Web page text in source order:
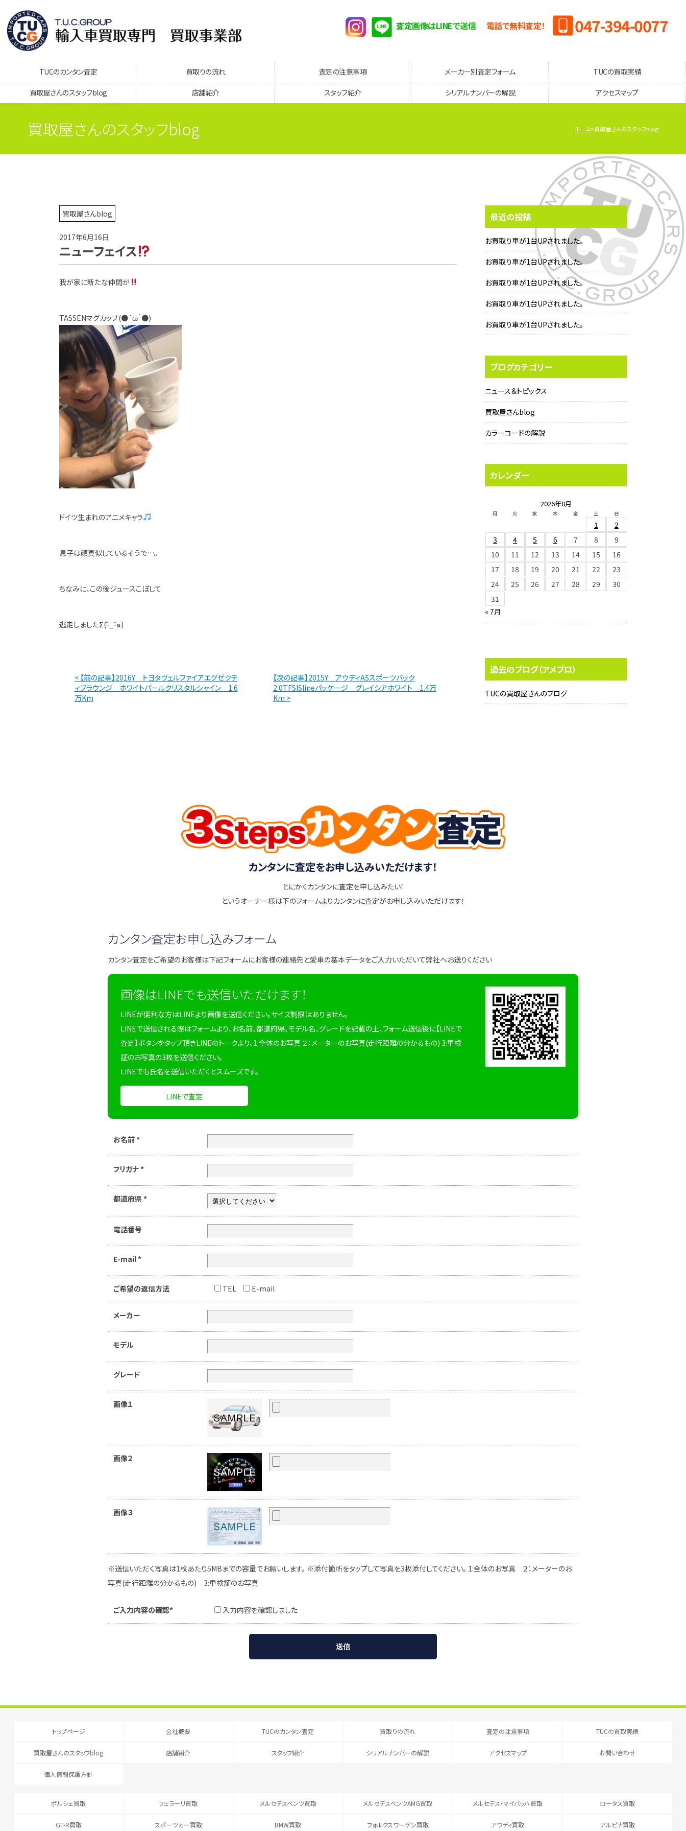
電話で無料査定！ 047-394-0077
査定画像はLINEで送信
TUCのカンタン査定 買取りの流れ 査定の注意事項 メーカー別査定フォーム TUCの買取実績
買取屋さんのスタッフblog 店舗紹介 スタッフ紹介 シリアルナンバーの解説 アクセスマップ
買取屋さんのスタッフblog ホーム 買取屋さんのスタッフblog
買取屋さんblog
2017年6月16日
ニューフェイス
我が家に新たな仲間が
TASSENマグカップ(●´ω｀●)
ドイツ生まれのアニメキャラ
息子は顔真似しているそうで…。
ちなみに、この後ジュースこぼして
逃走しましたΣ(-᷅_-᷄๑)
< 【前の記事】2016Y トヨタヴェルファイアエグゼクテ
ィブラウンジ ホワイトパールクリスタルシャイン 1.6
万Km
【次の記事】2015Y アウディA5スポーツバック
2.0TFSISlineパッケージ グレイシアホワイト 1.4万
Km >
最近の投稿
お買取り車が1台UPされました。
お買取り車が1台UPされました。
お買取り車が1台UPされました。
お買取り車が1台UPされました。
お買取り車が1台UPされました。
ブログカテゴリー
ニュース＆トピックス
買取屋さんblog
カラーコードの解説
カレンダー
2026年8月
月 火 水 木 金 土 日
1
2
3
4 5 6 7 8
9
10
11 12 13 14 15
16
17
18 19 20 21 22
23
24
25 26 27 28 29
30
31
« 7月
過去のブログ（アメブロ）
TUCの買取屋さんのブログ
カンタンに査定をお申し込みいただけます！
とにかくカンタンに査定を申し込みたい！
というオーナー様は下のフォームよりカンタンに査定がお申し込みいただけます！
カンタン査定お申し込みフォーム
カンタン査定をご希望のお客様は下記フォームにお客様の連絡先と愛車の基本データをご入力いただいて弊社へお送りください
画像はLINEでも送信いただけます！
LINEが便利な方はLINEより画像を送信ください。サイズ制限はありません。
LINEで送信される際はフォームより、お名前、都道府県、モデル名、グレードを記載の上、フォーム送信後に【LINEで
査定】ボタンをタップ頂きLINEのトークより、1:全体のお写真 ２：メーターのお写真(走行距離の分かるもの) 3:車検
証のお写真の3枚を送信ください。
LINEでも氏名を送信いただくとスムーズです。
LINEで査定
お名前 *
フリガナ *
都道府県 *
電話番号
E-mail *
ご希望の返信方法 TEL E-mail
メーカー
モデル
グレード
画像１
画像２
画像３
※送信いただく写真は1枚あたり5MBまでの容量でお願いします。 ※添付箇所をタップして写真を3枚添付してください。 1:全体のお写真 ２：メーターのお
写真(走行距離の分かるもの) 3:車検証のお写真
ご入力内容の確認* 入力内容を確認しました
トップページ 会社概要 TUCのカンタン査定 買取りの流れ 査定の注意事項 TUCの買取実績
買取屋さんのスタッフblog 店舗紹介 スタッフ紹介 シリアルナンバーの解説 アクセスマップ お問い合わせ
個人情報保護方針
ポルシェ買取 フェラーリ買取 メルセデスベンツ買取 メルセデスベンツAMG買取 メルセデス・マイバッハ買取 ロータス買取
GT-R買取 スポーツカー買取 BMW買取 フォルクスワーゲン買取 アウディ買取 アルピナ買取